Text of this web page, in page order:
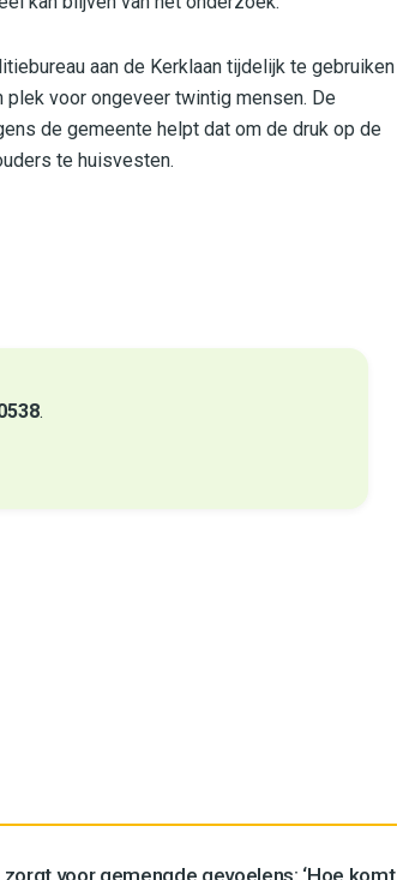
aan de Kerklaan tijdelijk te gebruiken
voor ongeveer twintig mensen. De
de gemeente helpt dat om de druk op de
te huisvesten.
.
voor gemengde gevoelens: ‘Hoe komt